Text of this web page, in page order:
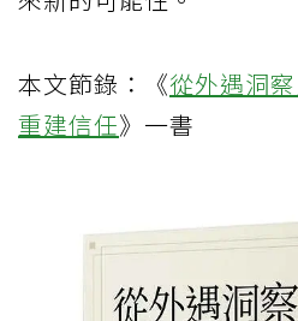
本文節錄：《從外遇洞
重建信任》一書